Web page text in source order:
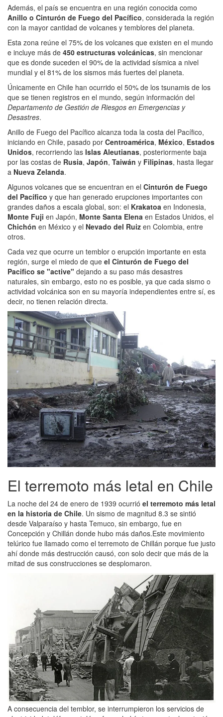
Además, el país se encuentra en una región conocida como
Anillo o Cinturón de Fuego del Pacífico, considerada la región
con la mayor cantidad de volcanes y temblores del planeta.
Esta zona reúne el 75% de los volcanes que existen en el mundo
e incluye más de 450 estructuras volcánicas, sin mencionar
que es donde suceden el 90% de la actividad sísmica a nivel
mundial y el 81% de los sismos más fuertes del planeta.
Únicamente en Chile han ocurrido el 50% de los tsunamis de los
que se tienen registros en el mundo, según información del
Departamento de Gestión de Riesgos en Emergencias y
Desastres.
Anillo de Fuego del Pacífico alcanza toda la costa del Pacífico,
iniciando en Chile, pasado por Centroamérica, México, Estados
Unidos, recorriendo las Islas Aleutianas, posteriormente baja
por las costas de Rusia, Japón, Taiwán y Filipinas, hasta llegar
a Nueva Zelanda.
Algunos volcanes que se encuentran en el Cinturón de Fuego
del Pacífico y que han generado erupciones importantes con
grandes daños a escala global, son: el Krakatoa en Indonesia,
Monte Fuji en Japón, Monte Santa Elena en Estados Unidos, el
Chichón en México y el Nevado del Ruiz en Colombia, entre
otros.
Cada vez que ocurre un temblor o erupción importante en esta
región, surge el miedo de que el Cinturón de Fuego del
Pacifico se "active" dejando a su paso más desastres
naturales, sin embargo, esto no es posible, ya que cada sismo o
actividad volcánica son en su mayoría independientes entre sí, es
decir, no tienen relación directa.
El terremoto más letal en Chile
La noche del 24 de enero de 1939 ocurrió el terremoto más letal
en la historia de Chile. Un sismo de magnitud 8.3 se sintió
desde Valparaíso y hasta Temuco, sin embargo, fue en
Concepción y Chillán donde hubo más daños.Este movimiento
telúrico fue llamado como el terremoto de Chillán porque fue justo
ahí donde más destrucción causó, con solo decir que más de la
mitad de sus construcciones se desplomaron.
A consecuencia del temblor, se interrumpieron los servicios de